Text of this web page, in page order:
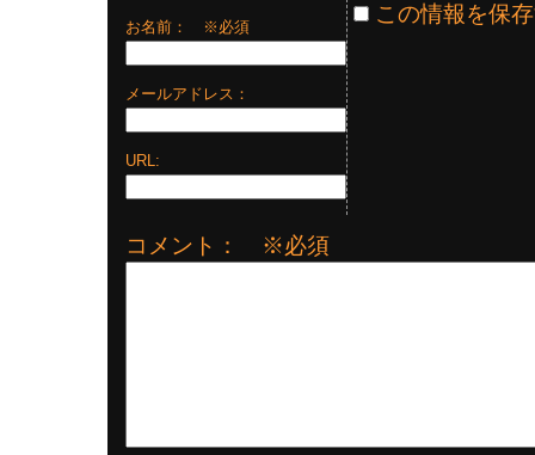
お名前： ※必須
メールアドレス：
URL:
この情報を保
コメント： ※必須